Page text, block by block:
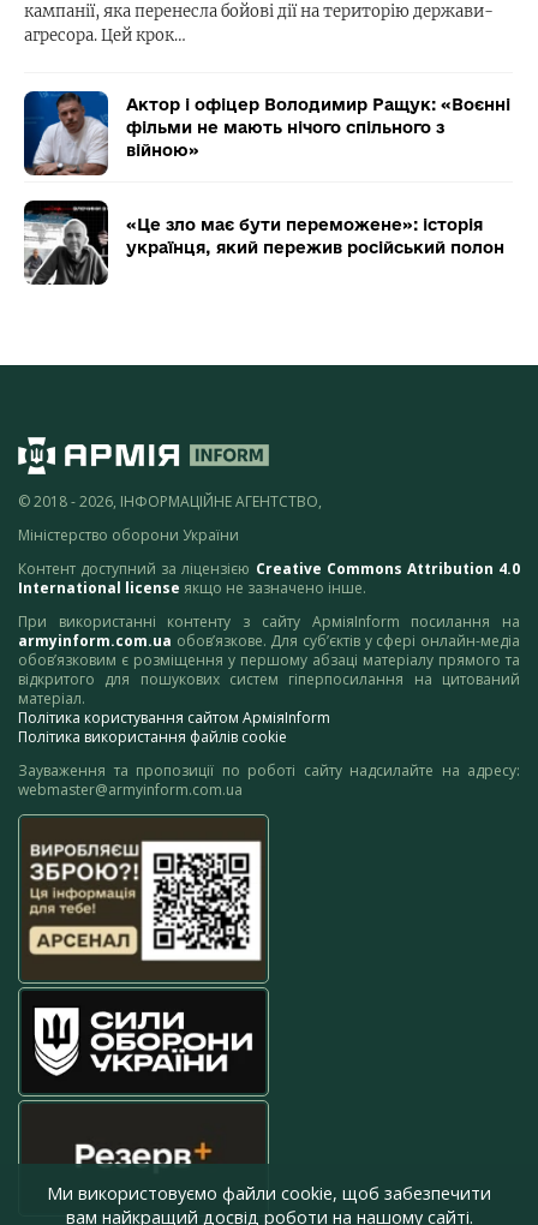
кампанії, яка перенесла бойові дії на територію держави-
агресора. Цей крок…
Актор і офіцер Володимир Ращук: «Воєнні
фільми не мають нічого спільного з
війною»
«Це зло має бути переможене»: історія
українця, який пережив російський полон
© 2018 - 2026, ІНФОРМАЦІЙНЕ АГЕНТСТВО,
Міністерство оборони України
Контент доступний за ліцензією Creative Commons Attribution 4.0
International license якщо не зазначено інше.
При використанні контенту з сайту АрміяInform посилання на
armyinform.com.ua обов’язкове. Для суб’єктів у сфері онлайн-медіа
обов’язковим є розміщення у першому абзаці матеріалу прямого та
відкритого для пошукових систем гіперпосилання на цитований
матеріал.
Політика користування сайтом АрміяInform
Політика використання файлів cookie
Зауваження та пропозиції по роботі сайту надсилайте на адресу:
webmaster@armyinform.com.ua
Ми використовуємо файли cookie, щоб забезпечити
вам найкращий досвід роботи на нашому сайті.